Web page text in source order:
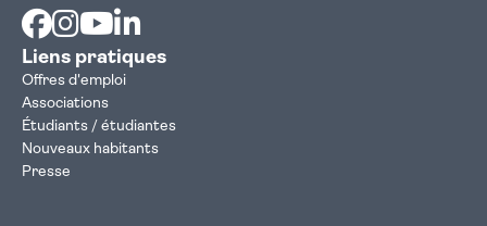
Facebook
Instagram
Youtube
Liens pratiques
Offres d'emploi
Associations
Étudiants / étudiantes
Nouveaux habitants
Presse